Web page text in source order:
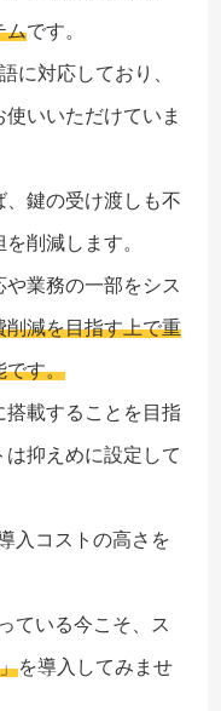
ムです。
に対応しており、
いいただけていま
、鍵の受け渡しも不
削減します。
業務の一部をシス
削減を目指す上で重
です。
搭載することを目指
抑えめに設定して
入コストの高さを
ている今こそ、ス
を導入してみませ